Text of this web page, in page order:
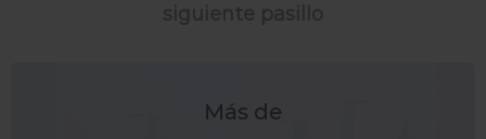
Más de